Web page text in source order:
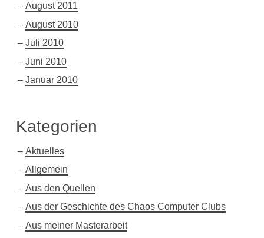
August 2011
August 2010
Juli 2010
Juni 2010
Januar 2010
Kategorien
Aktuelles
Allgemein
Aus den Quellen
Aus der Geschichte des Chaos Computer Clubs
Aus meiner Masterarbeit